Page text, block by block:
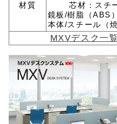
材質
芯材：スチー
鏡板/樹脂（ABS）
本体/スチール（
MXVデスク一